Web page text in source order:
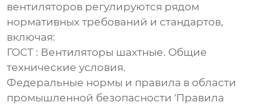
вентиляторов регулируются рядом
нормативных требований и стандартов,
включая:
ГОСТ : Вентиляторы шахтные. Общие
технические условия.
Федеральные нормы и правила в области
промышленной безопасности 'Правила